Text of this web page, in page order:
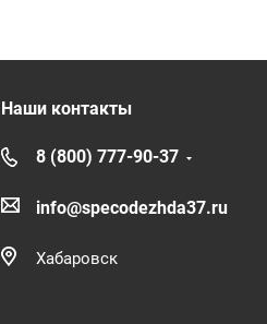
Наши контакты
8 (800) 777-90-37
info@specodezhda37.ru
Хабаровск